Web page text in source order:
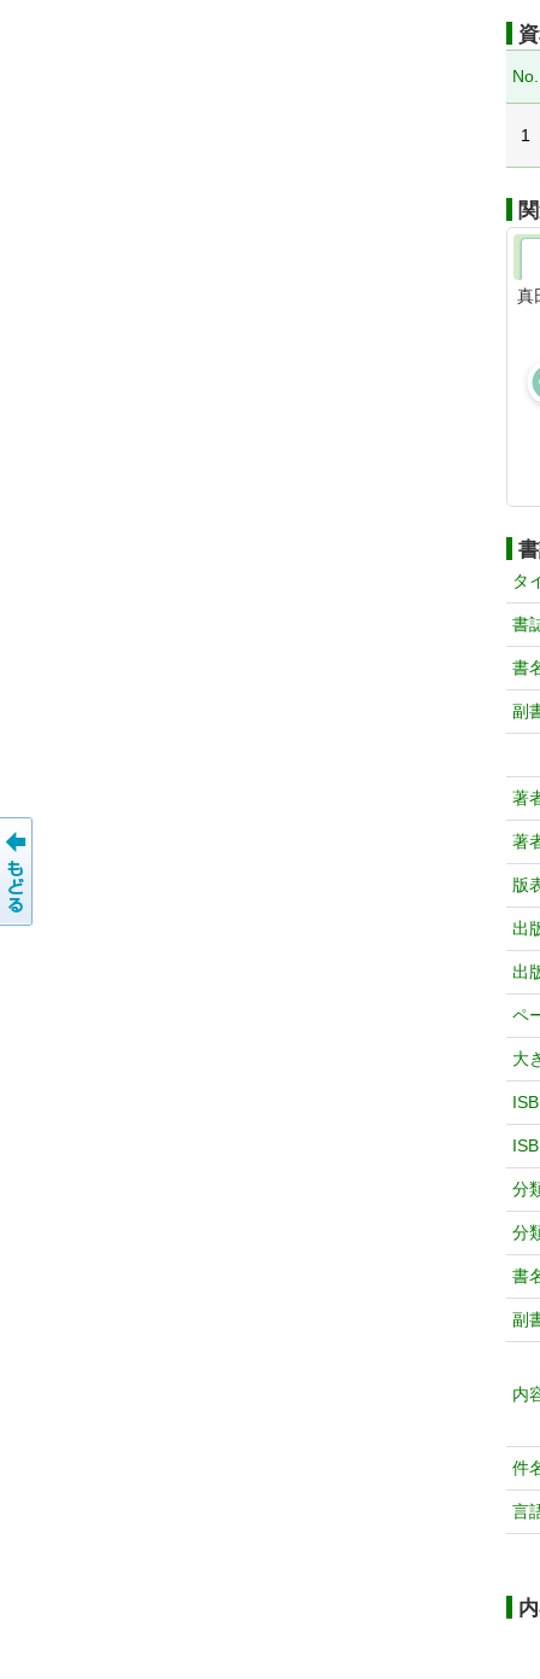
No.
1
真
タ
書
書
副
著
著
版
出
出
ペ
大
分
分
書
副
内
件
言